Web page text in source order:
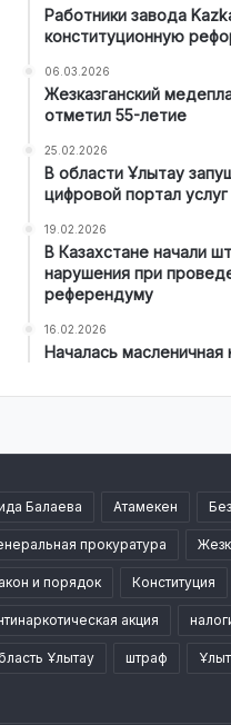
Работники завода
конституционную
06.03.2026
Жезказганский
отметил 55-летие
25.02.2026
В области Ұлытау
цифровой портал услуг
19.02.2026
В Казахстане начали
нарушения при
референдуму
16.02.2026
Началась масленичная
Балаева Атамекен
прокуратура
и порядок Конституция
акция
Ұлытау штраф